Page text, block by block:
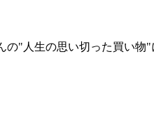
"人生の思い切った買い物